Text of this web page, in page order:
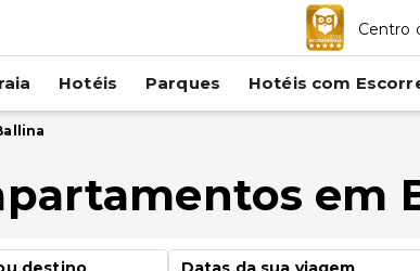
Centro
Hotéis Parques Hotéis com
em